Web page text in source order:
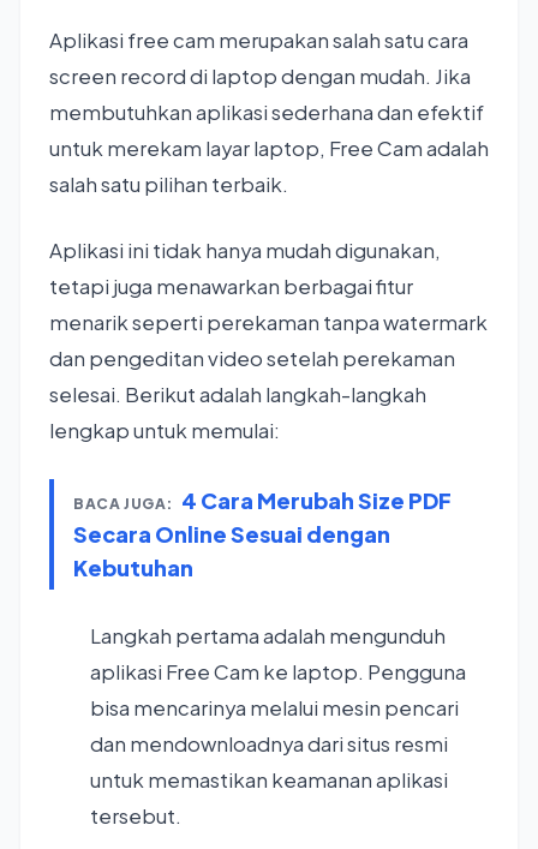
Aplikasi free cam merupakan salah satu cara
screen record di laptop dengan mudah. Jika
membutuhkan aplikasi sederhana dan efektif
untuk merekam layar laptop, Free Cam adalah
salah satu pilihan terbaik.
Aplikasi ini tidak hanya mudah digunakan,
tetapi juga menawarkan berbagai fitur
menarik seperti perekaman tanpa watermark
dan pengeditan video setelah perekaman
selesai. Berikut adalah langkah-langkah
lengkap untuk memulai:
BACA JUGA:
4 Cara Merubah Size PDF
Secara Online Sesuai dengan
Kebutuhan
Langkah pertama adalah mengunduh
aplikasi Free Cam ke laptop. Pengguna
bisa mencarinya melalui mesin pencari
dan mendownloadnya dari situs resmi
untuk memastikan keamanan aplikasi
tersebut.